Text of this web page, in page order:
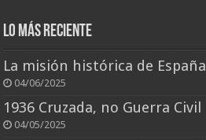
Lo más reciente
La misión histórica de España
04/06/2025
1936 Cruzada, no Guerra Civil
04/05/2025